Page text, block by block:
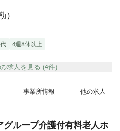
4週8休以上
求人を見る (4件)
事業所情報 他の求人
グループ介護付有料老人ホ